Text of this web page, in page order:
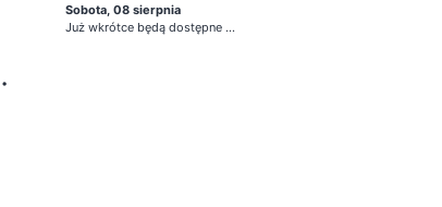
•
Sobota, 08 sierpnia
Już wkrótce będą dostępne ...